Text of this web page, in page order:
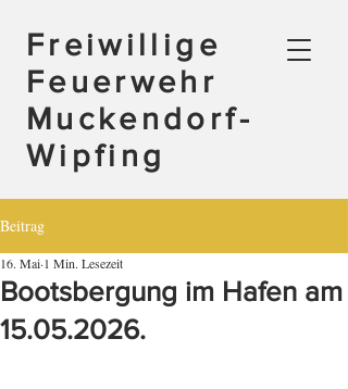
Freiwillige
Feuerwehr
Muckendorf-
Wipfing
Beitrag
Bootsbergung im Hafen am
15.05.2026.
16. Mai 1 Min. Lesezeit